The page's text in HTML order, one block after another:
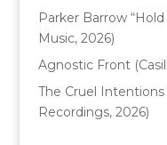
Parker Barrow
Music, 2026)
Agnostic Front
The Cruel Intentions
Recordings, 2026)